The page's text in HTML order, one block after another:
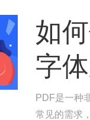
如
字
PDF是一种
常见的需求